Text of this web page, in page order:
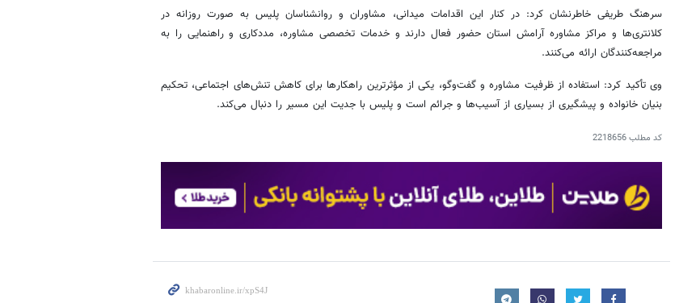
سرهنگ طریفی خاطرنشان کرد: در کنار این اقدامات میدانی، مشاوران و روانشناسان پلیس به صورت روزانه در
کلانتری‌ها و مراکز مشاوره آرامش استان حضور فعال دارند و خدمات تخصصی مشاوره، مددکاری و راهنمایی را به
مراجعه‌کنندگان ارائه می‌کنند.
وی تأکید کرد: استفاده از ظرفیت مشاوره و گفت‌وگو، یکی از مؤثرترین راهکارها برای کاهش تنش‌های اجتماعی، تحکیم
بنیان خانواده و پیشگیری از بسیاری از آسیب‌ها و جرائم است و پلیس با جدیت این مسیر را دنبال می‌کند.
کد مطلب2218656